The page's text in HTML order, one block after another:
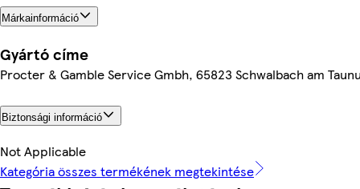
Márkainformáció
Gyártó címe
Procter & Gamble Service Gmbh, 65823 Schwalbach am
Biztonsági információ
Not Applicable
Kategória összes termékének megtekintése